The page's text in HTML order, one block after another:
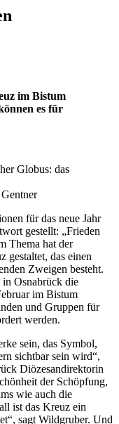
im Bistum
es für
Globus: das
für das neue Jahr
gestellt: „Frieden
Thema hat der
gestaltet, das einen
Zweigen besteht.
Osnabrück die
im Bistum
und Gruppen für
werden.
sein, das Symbol,
sichtbar sein wird“,
Diözesandirektorin
der Schöpfung,
wie auch die
ist das Kreuz ein
sagt Wildgruber. Und